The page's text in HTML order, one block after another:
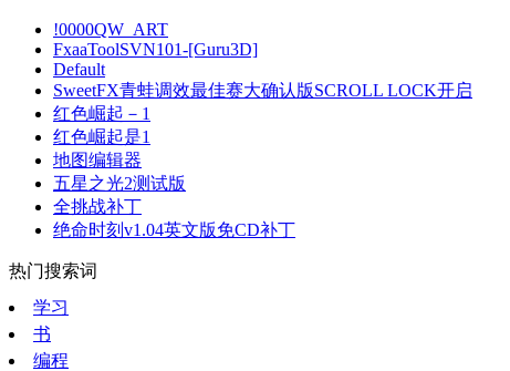
!0000QW_ART
FxaaToolSVN101-[Guru3D]
Default
SweetFX青蛙调效最佳赛大确认版SCROLL LOCK开启
红色崛起－1
红色崛起是1
地图编辑器
五星之光2测试版
全挑战补丁
绝命时刻v1.04英文版免CD补丁
热门搜索词
学习
书
编程